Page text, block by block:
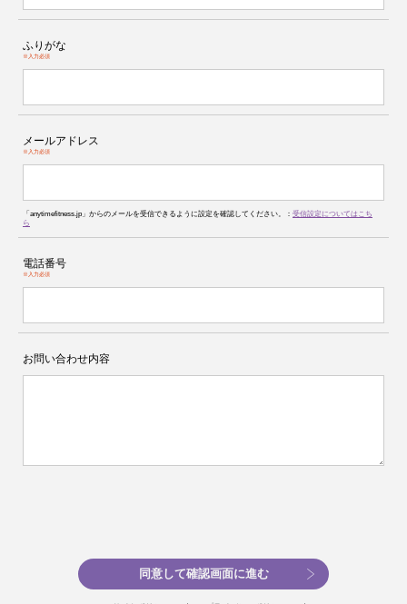
ふりがな
※入力必須
メールアドレス
※入力必須
「anytimefitness.jp」からのメールを受信できるように設定を確認してください。： 受信設定についてはこち
ら
電話番号
※入力必須
お問い合わせ内容